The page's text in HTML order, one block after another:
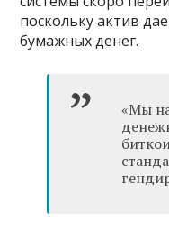
поскольку актив
бумажных денег.
«Мы